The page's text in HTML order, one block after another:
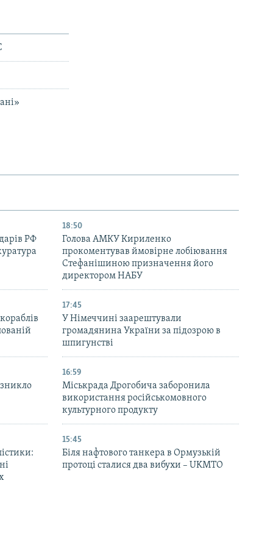
РФ
18:50
Голова АМКУ Кириленко
прокоментував ймовірне лобіювання
Стефанішиною призначення його
директором НАБУ
17:45
У Німеччині заарештували
громадянина України за підозрою в
шпигунстві
зникло
16:59
Міськрада Дрогобича заборонила
використання російськомовного
культурного продукту
15:45
Біля нафтового танкера в Ормузькій
протоці сталися два вибухи – UKMTO